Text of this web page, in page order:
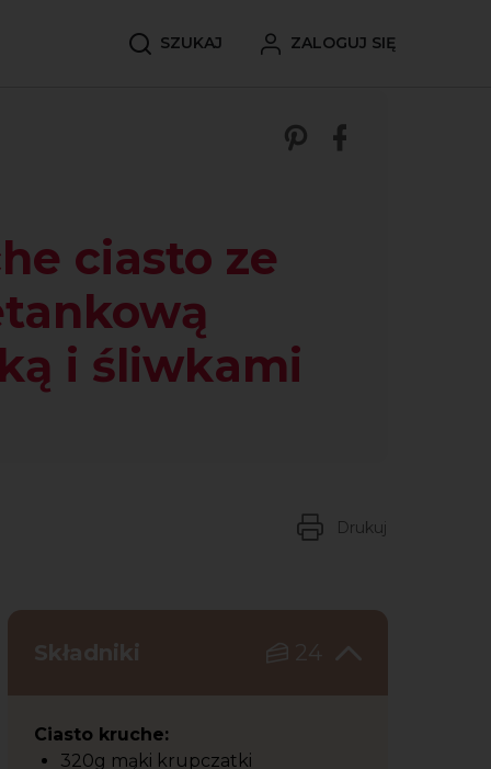
SZUKAJ ZALOGUJ SIĘ
ciasto ze
i śliwkami
Zobacz nasze
Udostępnij
Drukuj
Składniki 24
Ciasto kruche:
320g mąki krupczatki